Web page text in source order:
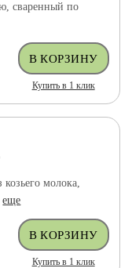
сваренный по
Купить в 1 клик
молока,
еще
Купить в 1 клик